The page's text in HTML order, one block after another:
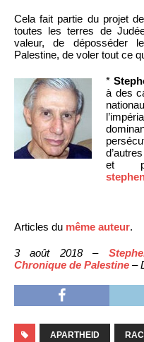
Cela fait partie du projet
toutes les terres de
valeur, de déposséder
Palestine, de voler tout ce
*
à des
et
Articles du même auteur.
3 août 2018 –
Chronique de Palestine –
APARTHEID